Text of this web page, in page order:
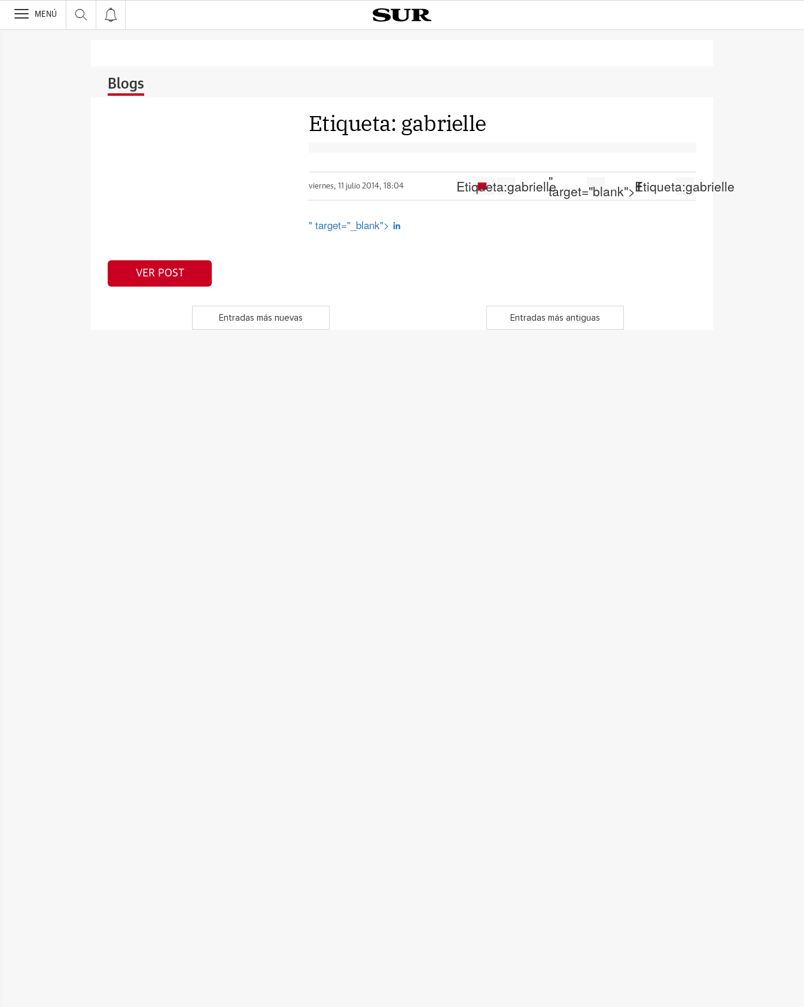
>
MENÚ
Blogs
Etiqueta: gabrielle
viernes, 11 julio 2014, 18:04 Etiqueta:gabrielle
"
target="blank">Etiqueta:gabrielle
" target="_blank">
VER POST
Entradas más nuevas Entradas más antiguas